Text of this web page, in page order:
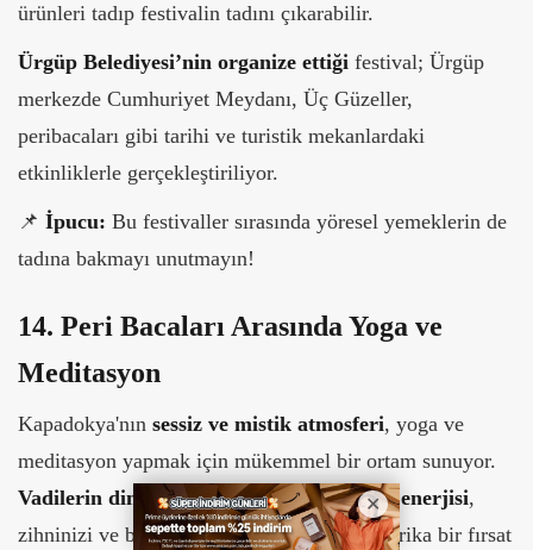
ürünleri tadıp festivalin tadını çıkarabilir.
Ürgüp Belediyesi’nin organize ettiği festival; Ürgüp
merkezde Cumhuriyet Meydanı, Üç Güzeller,
peribacaları gibi tarihi ve turistik mekanlardaki
etkinliklerle gerçekleştiriliyor.
📌 İpucu: Bu festivaller sırasında yöresel yemeklerin de
tadına bakmayı unutmayın!
14. Peri Bacaları Arasında Yoga ve
Meditasyon
Kapadokya'nın sessiz ve mistik atmosferi, yoga ve
meditasyon yapmak için mükemmel bir ortam sunuyor.
Vadilerin dinginliği ve gün doğumundaki enerjisi,
zihninizi ve bedeninizi dinlendirmek için harika bir fırsat